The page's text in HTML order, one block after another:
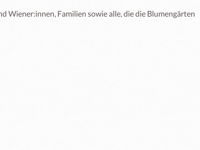
Wiener:innen, Familien sowie alle, die die Blumengärten